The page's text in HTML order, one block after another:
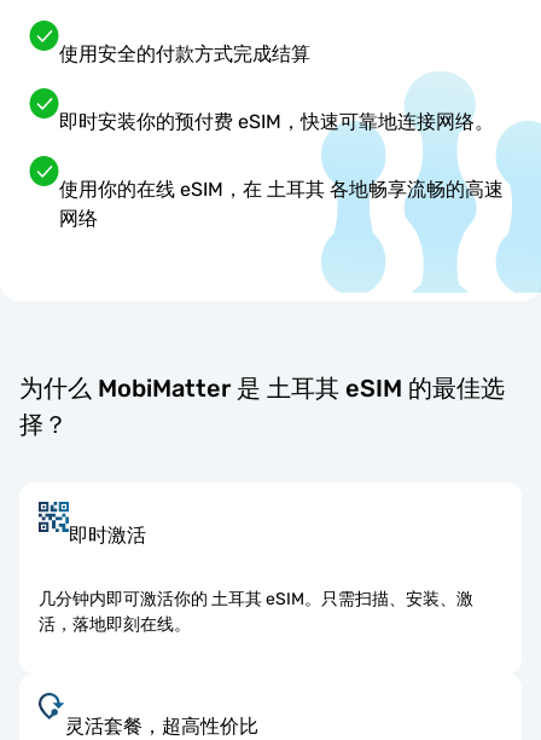
使用安全的付款方式完成结算
即时安装你的预付费 eSIM，快速可靠地连接网络。
使用你的在线 eSIM，在 土耳其 各地畅享流畅的高速
网络
为什么 MobiMatter 是 土耳其 eSIM 的最佳选
择？
即时激活
几分钟内即可激活你的 土耳其 eSIM。只需扫描、安装、激
活，落地即刻在线。
灵活套餐，超高性价比